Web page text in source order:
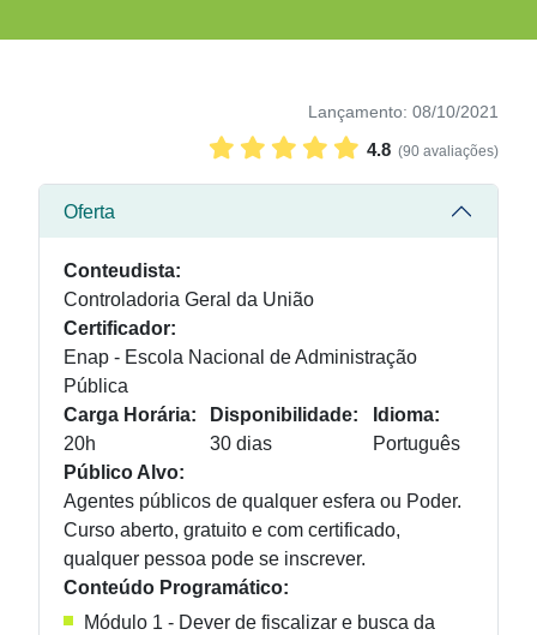
Lançamento: 08/10/2021
4.8 (90 avaliações)
Oferta
Conteudista:
Controladoria Geral da União
Certificador:
Enap - Escola Nacional de Administração
Pública
Carga Horária:
20h
Disponibilidade:
30 dias
Idioma:
Português
Público Alvo:
Agentes públicos de qualquer esfera ou Poder.
Curso aberto, gratuito e com certificado,
qualquer pessoa pode se inscrever.
Conteúdo Programático:
Módulo 1 - Dever de fiscalizar e busca da